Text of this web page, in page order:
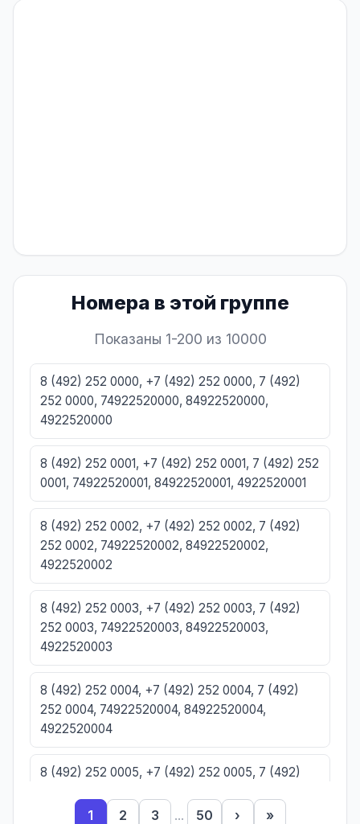
Номера в этой группе
Показаны 1-200 из 10000
8 (492) 252 0000, +7 (492) 252 0000, 7 (492)
252 0000, 74922520000, 84922520000,
4922520000
8 (492) 252 0001, +7 (492) 252 0001, 7 (492) 252
0001, 74922520001, 84922520001, 4922520001
8 (492) 252 0002, +7 (492) 252 0002, 7 (492)
252 0002, 74922520002, 84922520002,
4922520002
8 (492) 252 0003, +7 (492) 252 0003, 7 (492)
252 0003, 74922520003, 84922520003,
4922520003
8 (492) 252 0004, +7 (492) 252 0004, 7 (492)
252 0004, 74922520004, 84922520004,
4922520004
8 (492) 252 0005, +7 (492) 252 0005, 7 (492)
4922520005
1 2 3 ... 50 › »